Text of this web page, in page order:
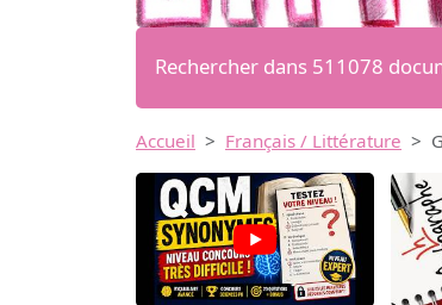
Rechercher dans 511078
Accueil Français / Littérature